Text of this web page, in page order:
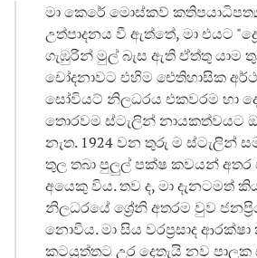
මා කෙරේ මොස්කව්
උත්පාදනය වී ඇත්තේ, මා එයට
ගැඹුරින් මුල් බැස ඇති ඒත්තු යාම
චෝදනාවට එහිම ඓතිහාසික
සෝවියට් නිලධරය එකවරම හා
තොරවම ස්ටැලින් නායකත්වයට
නැත. 1924 වන තුරු ම ස්ටැලින්
තුල තබා පුලුල් පක්ෂ කවයන් අතර
අයෙකු විය. තව ද, මා දැනටමත්
නිලධරයේ ශ්‍රේනි අතරම වුව
නොවීය. මා සිය වරප්‍රසාද
කටයුත්තට උර දෙතැයි නව පාලක